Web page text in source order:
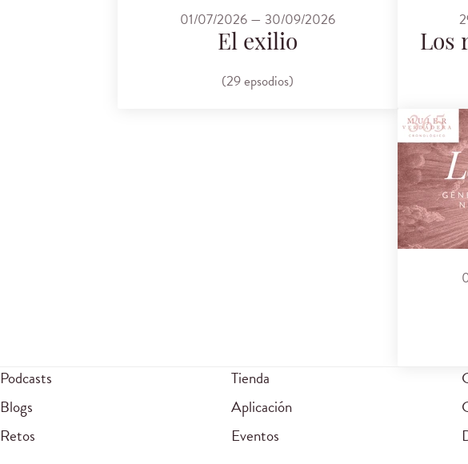
01/07/2026 — 30/09/2026
El exilio
(29 epsodios)
Los
Podcasts
Blogs
Retos
Tienda
Aplicación
Eventos